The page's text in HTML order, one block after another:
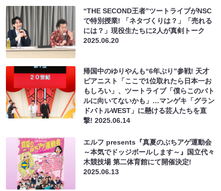
“THE SECOND王者”ツートライブがNSC
で特別授業! 「ネタづくりは？」「売れる
には？」現役生たちに2人が真剣トーク
2025.06.20
帰国中のゆりやんも“6年ぶり”参戦! 天才
ピアニスト「ここで1位取れたら日本一お
もしろい」、ツートライブ「僕らこのバト
ルに向いてないかも」…マンゲキ「グラン
ドバトルWEST」に懸ける芸人たちを直
撃!2025.06.14
エルフ presents『真夏のぶちアゲ運動会
～本気でドッジボールします～』国立代々
木競技場 第二体育館にて開催決定!
2025.06.13